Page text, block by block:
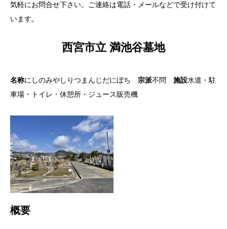
気軽にお問合せ下さい。ご連絡は電話・メールなどで受け付けて
います。
西宮市立 満池谷墓地
名称にしのみやしりつまんじだにぼち 宗派不問 施設水道・駐
車場・トイレ・休憩所・ジュース販売機
概要